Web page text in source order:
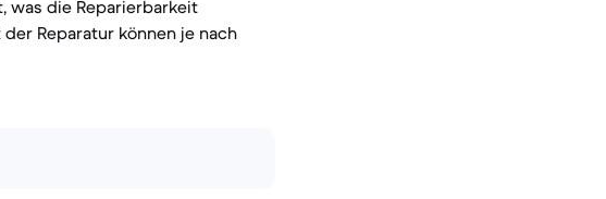
was die Reparierbarkeit
Reparatur können je nach